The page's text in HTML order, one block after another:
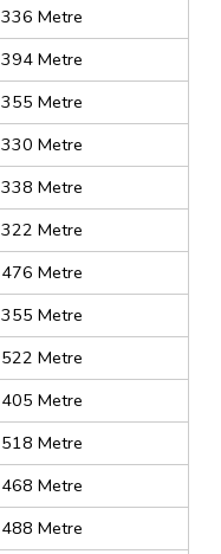
336 Metre
394 Metre
355 Metre
330 Metre
338 Metre
322 Metre
476 Metre
355 Metre
522 Metre
405 Metre
518 Metre
468 Metre
488 Metre